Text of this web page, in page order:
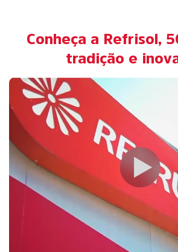
Conheça a Refrisol,
tradição e